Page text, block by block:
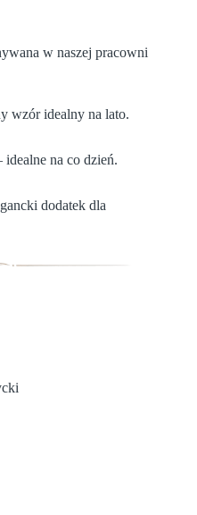
w naszej pracowni
idealny na lato.
na co dzień.
dodatek dla